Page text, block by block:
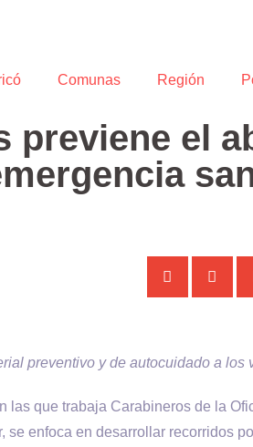
Comunas Región
previene el
preventivo y de autocuidado a los
las que trabaja Carabineros de la
se enfoca en desarrollar recorridos